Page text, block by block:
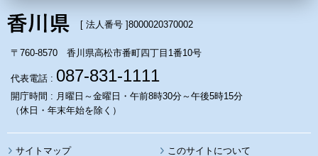
[ 法人番号 ]8000020370002
〒760-8570 香川県高松市番町四丁目1番10号
代表電話 : 087-831-1111
開庁時間 : 月曜日～金曜日・午前8時30分～午後5時15分
（休日・年末年始を除く）
サイトマップ このサイトについて